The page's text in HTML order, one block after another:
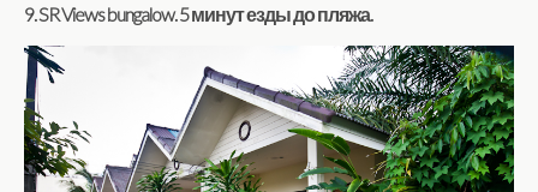
9. SR Views bungalow. 5 минут езды до пляжа.